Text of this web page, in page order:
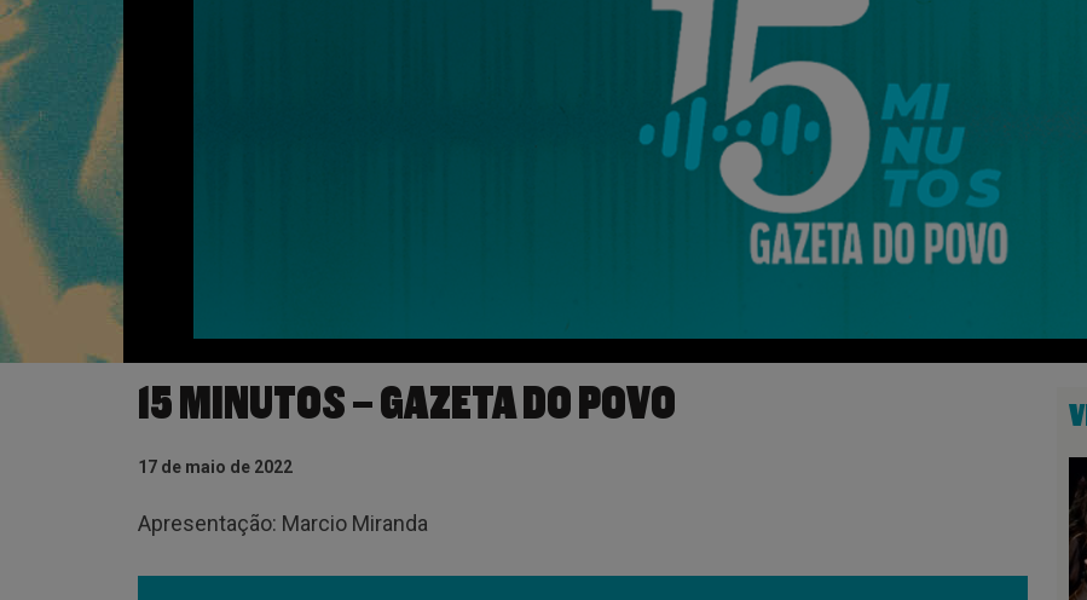
15 MINUTOS – GAZETA DO POVO
17 de maio de 2022
Apresentação: Marcio Miranda